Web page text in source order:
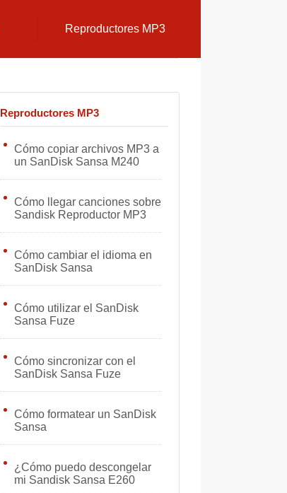
Reproductores MP3
Reproductores MP3
Cómo copiar archivos MP3 a
un SanDisk Sansa M240
Cómo llegar canciones sobre
Sandisk Reproductor MP3
Cómo cambiar el idioma en
SanDisk Sansa
Cómo utilizar el SanDisk
Sansa Fuze
Cómo sincronizar con el
SanDisk Sansa Fuze
Cómo formatear un SanDisk
Sansa
¿Cómo puedo descongelar
mi Sandisk Sansa E260